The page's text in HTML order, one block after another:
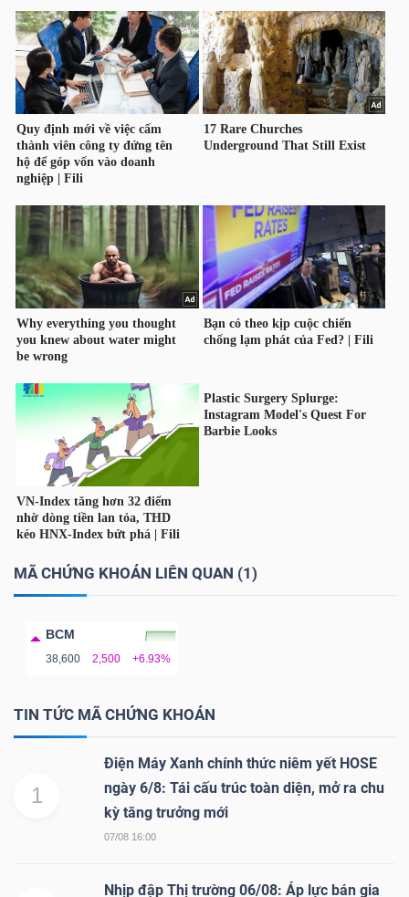
MÃ CHỨNG KHOÁN LIÊN QUAN (1)
BCM
38,600 2,500 +6.93%
TIN TỨC MÃ CHỨNG KHOÁN
1
Điện Máy Xanh chính thức niêm yết HOSE
ngày 6/8: Tái cấu trúc toàn diện, mở ra chu
kỳ tăng trưởng mới
07/08 16:00
Nhịp đập Thị trường 06/08: Áp lực bán gia
TRUY
XUẤT
DỮ
LIỆU
Ngành
(-)
VS-
SECTOR
NĂNG
LƯỢNG
NGUYÊN
VẬT
CÔNG
TIÊU